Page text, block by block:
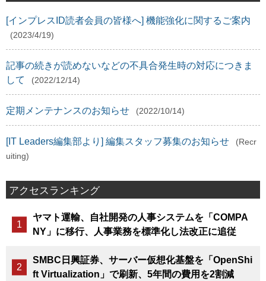
[インプレスID読者会員の皆様へ] 機能強化に関するご案内
(2023/4/19)
記事の続きが読めないなどの不具合発生時の対応につきま
して
(2022/12/14)
定期メンテナンスのお知らせ (2022/10/14)
[IT Leaders編集部より] 編集スタッフ募集のお知らせ
(Recr
uiting)
アクセスランキング
ヤマト運輸、自社開発の人事システムを「COMPA
NY」に移行、人事業務を標準化し法改正に追従
SMBC日興証券、サーバー仮想化基盤を「OpenShi
ft Virtualization」で刷新、5年間の費用を2割減